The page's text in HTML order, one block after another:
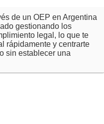
de un OEP en Argentina
gestionando los
legal, lo que te
rápidamente y centrarte
sin establecer una